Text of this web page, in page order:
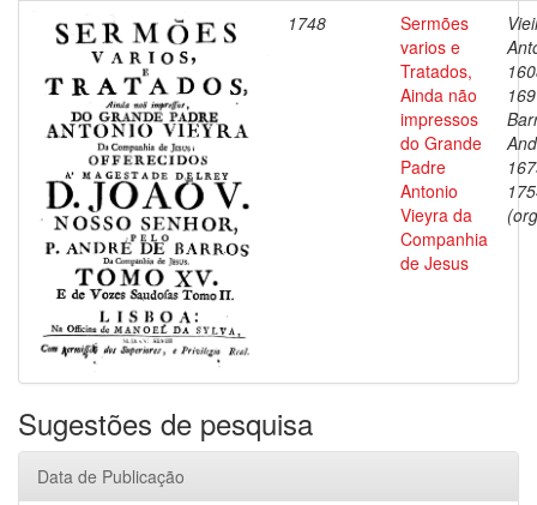
1748
Sermões
varios e
Tratados,
Ainda não
impressos
do Grande
Padre
Antonio
Vieyra da
Companhia
de Jesus
Sugestões de pesquisa
Data de Publicação